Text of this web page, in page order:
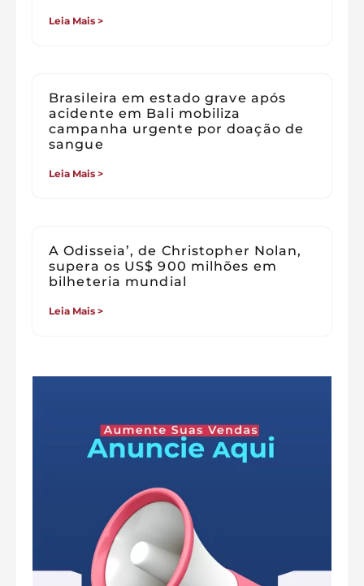
Leia Mais >
Brasileira em estado grave após
acidente em Bali mobiliza
campanha urgente por doação de
sangue
Leia Mais >
A Odisseia’, de Christopher Nolan,
supera os US$ 900 milhões em
bilheteria mundial
Leia Mais >